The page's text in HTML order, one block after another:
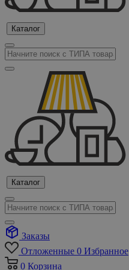
Каталог
Каталог
Заказы
Отложенные 0 Избранное
0 Корзина